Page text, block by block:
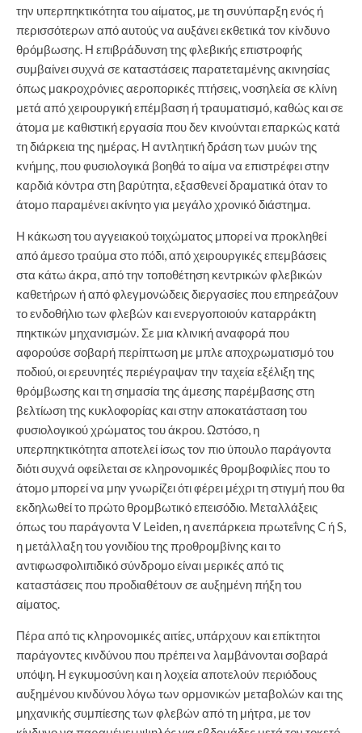
την υπερπηκτικότητα του αίματος, με τη συνύπαρξη ενός ή
περισσότερων από αυτούς να αυξάνει εκθετικά τον κίνδυνο
θρόμβωσης. Η επιβράδυνση της φλεβικής επιστροφής
συμβαίνει συχνά σε καταστάσεις παρατεταμένης ακινησίας
όπως μακροχρόνιες αεροπορικές πτήσεις, νοσηλεία σε κλίνη
μετά από χειρουργική επέμβαση ή τραυματισμό, καθώς και σε
άτομα με καθιστική εργασία που δεν κινούνται επαρκώς κατά
τη διάρκεια της ημέρας. Η αντλητική δράση των μυών της
κνήμης, που φυσιολογικά βοηθά το αίμα να επιστρέφει στην
καρδιά κόντρα στη βαρύτητα, εξασθενεί δραματικά όταν το
άτομο παραμένει ακίνητο για μεγάλο χρονικό διάστημα.
Η κάκωση του αγγειακού τοιχώματος μπορεί να προκληθεί
από άμεσο τραύμα στο πόδι, από χειρουργικές επεμβάσεις
στα κάτω άκρα, από την τοποθέτηση κεντρικών φλεβικών
καθετήρων ή από φλεγμονώδεις διεργασίες που επηρεάζουν
το ενδοθήλιο των φλεβών και ενεργοποιούν καταρράκτη
πηκτικών μηχανισμών. Σε μια κλινική αναφορά που
αφορούσε σοβαρή περίπτωση με μπλε αποχρωματισμό του
ποδιού, οι ερευνητές περιέγραψαν την ταχεία εξέλιξη της
θρόμβωσης και τη σημασία της άμεσης παρέμβασης στη
βελτίωση της κυκλοφορίας και στην αποκατάσταση του
φυσιολογικού χρώματος του άκρου. Ωστόσο, η
υπερπηκτικότητα αποτελεί ίσως τον πιο ύπουλο παράγοντα
διότι συχνά οφείλεται σε κληρονομικές θρομβοφιλίες που το
άτομο μπορεί να μην γνωρίζει ότι φέρει μέχρι τη στιγμή που θα
εκδηλωθεί το πρώτο θρομβωτικό επεισόδιο. Μεταλλάξεις
όπως του παράγοντα V Leiden, η ανεπάρκεια πρωτεΐνης C ή S,
η μετάλλαξη του γονιδίου της προθρομβίνης και το
αντιφωσφολιπιδικό σύνδρομο είναι μερικές από τις
καταστάσεις που προδιαθέτουν σε αυξημένη πήξη του
αίματος.
Πέρα από τις κληρονομικές αιτίες, υπάρχουν και επίκτητοι
παράγοντες κινδύνου που πρέπει να λαμβάνονται σοβαρά
υπόψη. Η εγκυμοσύνη και η λοχεία αποτελούν περιόδους
αυξημένου κινδύνου λόγω των ορμονικών μεταβολών και της
μηχανικής συμπίεσης των φλεβών από τη μήτρα, με τον